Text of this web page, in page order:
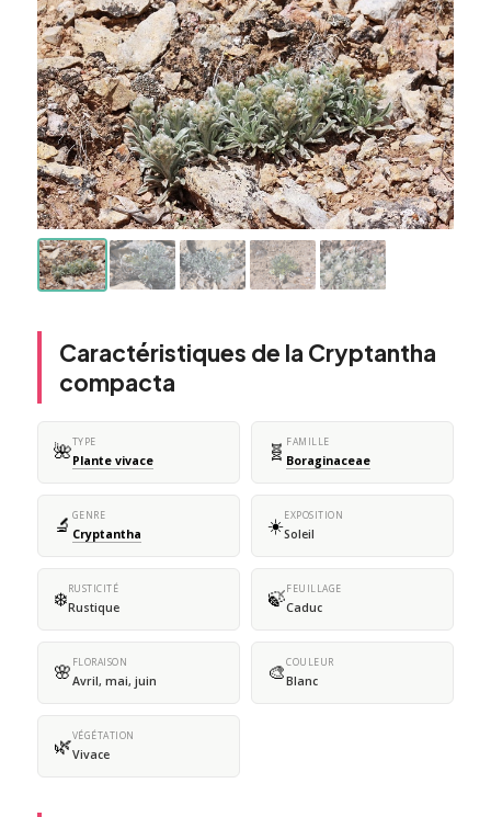
Caractéristiques de la Cryptantha
compacta
🌺TYPE
Plante vivace 🧬 FAMILLE
Boraginaceae
🔬 GENRE
Cryptantha ☀️EXPOSITION
Soleil
❄️RUSTICITÉ
Rustique 🍃FEUILLAGE
Caduc
🌸 FLORAISON
Avril, mai, juin 🎨COULEUR
Blanc
🌿VÉGÉTATION
Vivace